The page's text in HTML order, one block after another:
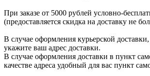
При заказе от 5000 рублей условно-
(предоставляется скидка на доставку не
В случае оформления курьерской доставки,
укажите ваш адрес доставки.
В случае оформления доставки в пункт
качестве адреса удобный для вас пункт